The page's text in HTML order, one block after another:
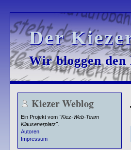
Der
Der
Wir bloggen
Wir bloggen
Kiezer Weblog
Ein Projekt vom "Kiez-Web-Team
Klausenerplatz".
Autoren
Impressum